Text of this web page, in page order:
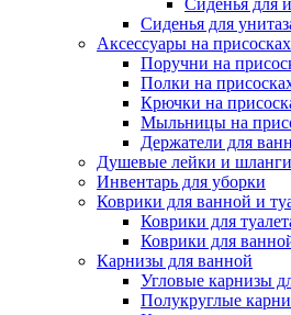
Сиденья для
Сиденья для
Аксессуары на присосках
Поручни на
Полки на
Крючки на
Мыльницы на
Держатели для
Душевые лейки и шланги
Инвентарь для уборки
Коврики для ванной и
Коврики для
Коврики для
Карнизы для ванной
Угловые карнизы
Полукруглые